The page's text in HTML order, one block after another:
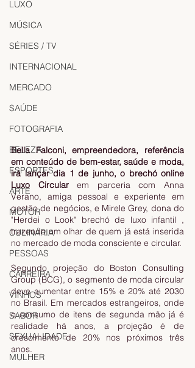
LUXO
MÚSICA
SÉRIES / TV
INTERNACIONAL
MERCADO
SAÚDE
FOTOGRAFIA
BELEZA
ESPORTES
ARTE
MOTOR
CULINÁRIA
PESSOAS
CARREIRA
VINHOS
SABOR
SEXUALIDADE
MULHER
Bella Falconi, empreendedora, referência
em conteúdo de bem-estar, saúde e moda,
irá lançar dia 1 de junho, o brechó online
Luxo Circular em parceria com Anna
Verano, amiga pessoal e experiente em
gestão de negócios, e Mirele Grey, dona do
"Herdei o Look" brechó de luxo infantil ,
trazendo um olhar de quem já está inserida
no mercado de moda consciente e circular.
Segundo projeção do Boston Consulting
Group (BCG), o segmento de moda circular
deve aumentar entre 15% e 20% até 2030
no Brasil. Em mercados estrangeiros, onde
o consumo de itens de segunda mão já é
realidade há anos, a projeção é de
crescimento de 20% nos próximos três
anos.